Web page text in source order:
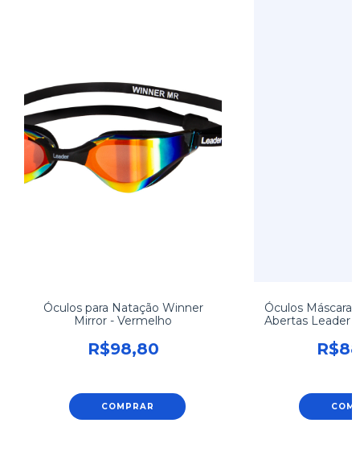
Óculos para Natação Winner
Mirror - Vermelho
R$98,80
COMPRAR
Óculos Máscara
Abertas Leader